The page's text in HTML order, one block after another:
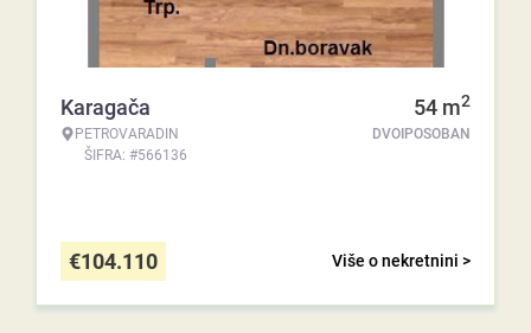
Karagača
PETROVARADIN
ŠIFRA: #566136
54 m2
DVOIPOSOBAN
Više o nekretnini >
€104.110